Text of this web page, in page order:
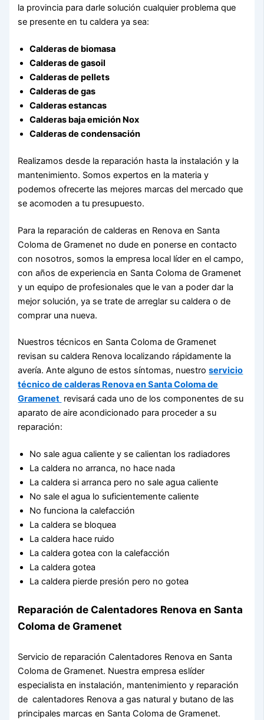
la provincia para darle solución cualquier problema que
se presente en tu caldera ya sea:
Calderas de biomasa
Calderas de gasoil
Calderas de pellets
Calderas de gas
Calderas estancas
Calderas baja emición Nox
Calderas de condensación
Realizamos desde la reparación hasta la instalación y la
mantenimiento. Somos expertos en la materia y
podemos ofrecerte las mejores marcas del mercado que
se acomoden a tu presupuesto.
Para la reparación de calderas en Renova en Santa
Coloma de Gramenet no dude en ponerse en contacto
con nosotros, somos la empresa local líder en el campo,
con años de experiencia en Santa Coloma de Gramenet
y un equipo de profesionales que le van a poder dar la
mejor solución, ya se trate de arreglar su caldera o de
comprar una nueva.
Nuestros técnicos en Santa Coloma de Gramenet
revisan su caldera Renova localizando rápidamente la
avería. Ante alguno de estos síntomas, nuestroservicio
técnico de calderas Renova en Santa Coloma de
Gramenet revisará cada uno de los componentes de su
aparato de aire acondicionado para proceder a su
reparación:
No sale agua caliente y se calientan los radiadores
La caldera no arranca, no hace nada
La caldera si arranca pero no sale agua caliente
No sale el agua lo suficientemente caliente
No funciona la calefacción
La caldera se bloquea
La caldera hace ruido
La caldera gotea con la calefacción
La caldera gotea
La caldera pierde presión pero no gotea
Reparación de Calentadores Renova en Santa
Coloma de Gramenet
Servicio de reparación Calentadores Renova en Santa
Coloma de Gramenet. Nuestra empresa eslíder
especialista en instalación, mantenimiento y reparación
de calentadores Renova a gas natural y butano de las
principales marcas en Santa Coloma de Gramenet.